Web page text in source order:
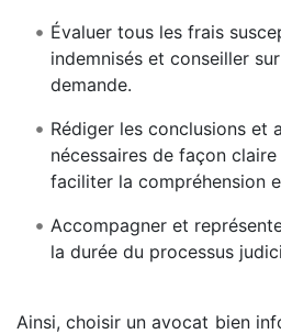
Évaluer tous les frais
indemnisés et conseiller
demande.
Rédiger les conclusions et
nécessaires de façon
faciliter la compréhension
Accompagner et
la durée du processus
Ainsi, choisir un avocat bien